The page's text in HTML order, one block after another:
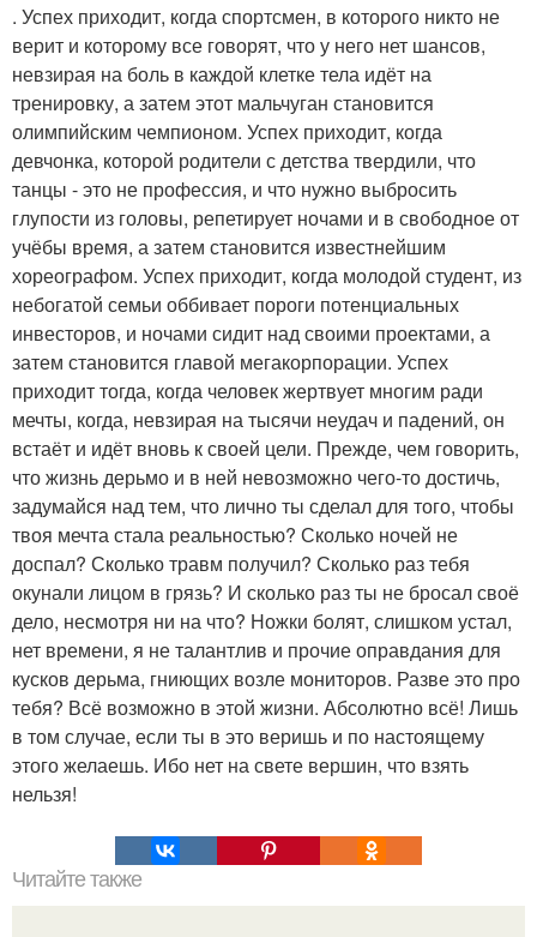
. Успех приходит, когда спортсмен, в которого никто не
верит и которому все говорят, что у него нет шансов,
невзирая на боль в каждой клетке тела идёт на
тренировку, а затем этот мальчуган становится
олимпийским чемпионом. Успех приходит, когда
девчонка, которой родители с детства твердили, что
танцы - это не профессия, и что нужно выбросить
глупости из головы, репетирует ночами и в свободное от
учёбы время, а затем становится известнейшим
хореографом. Успех приходит, когда молодой студент, из
небогатой семьи оббивает пороги потенциальных
инвесторов, и ночами сидит над своими проектами, а
затем становится главой мегакорпорации. Успех
приходит тогда, когда человек жертвует многим ради
мечты, когда, невзирая на тысячи неудач и падений, он
встаёт и идёт вновь к своей цели. Прежде, чем говорить,
что жизнь дерьмо и в ней невозможно чего-то достичь,
задумайся над тем, что лично ты сделал для того, чтобы
твоя мечта стала реальностью? Сколько ночей не
доспал? Сколько травм получил? Сколько раз тебя
окунали лицом в грязь? И сколько раз ты не бросал своё
дело, несмотря ни на что? Ножки болят, слишком устал,
нет времени, я не талантлив и прочие оправдания для
кусков дерьма, гниющих возле мониторов. Разве это про
тебя? Всё возможно в этой жизни. Абсолютно всё! Лишь
в том случае, если ты в это веришь и по настоящему
этого желаешь. Ибо нет на свете вершин, что взять
нельзя!
Читайте также